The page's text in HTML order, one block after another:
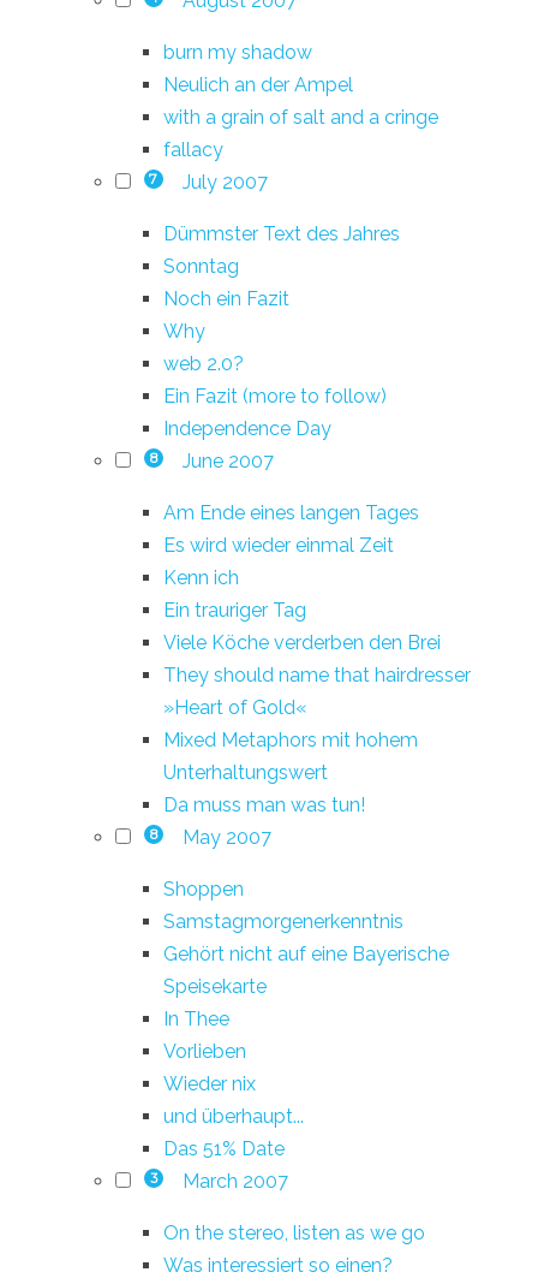
burn my shadow
Neulich an der Ampel
with a grain of salt and a cringe
fallacy
7 July 2007
Dümmster Text des Jahres
Sonntag
Noch ein Fazit
Why
web 2.0?
Ein Fazit (more to follow)
Independence Day
8 June 2007
Am Ende eines langen Tages
Es wird wieder einmal Zeit
Kenn ich
Ein trauriger Tag
Viele Köche verderben den Brei
They should name that hairdresser
»Heart of Gold«
Mixed Metaphors mit hohem
Unterhaltungswert
Da muss man was tun!
8 May 2007
Shoppen
Samstagmorgenerkenntnis
Gehört nicht auf eine Bayerische
Speisekarte
In Thee
Vorlieben
Wieder nix
und überhaupt...
Das 51% Date
3 March 2007
On the stereo, listen as we go
Was interessiert so einen?